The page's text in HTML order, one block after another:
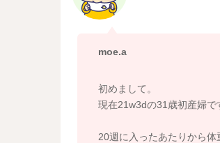
moe.a
初めまして。
現在21w3dの31歳初産婦で
20週に入ったあたりから体